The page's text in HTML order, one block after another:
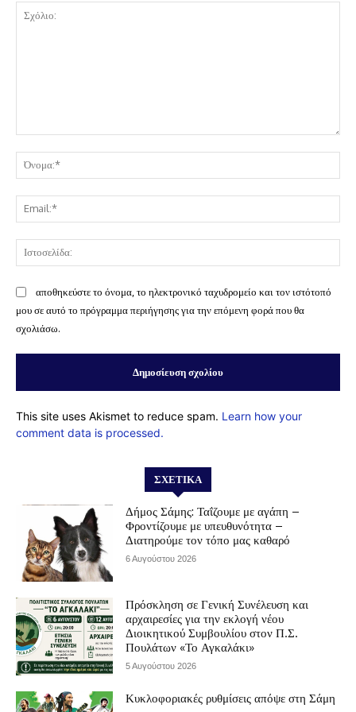
αποθηκεύστε το όνομα, το ηλεκτρονικό ταχυδρομείο και τον ιστότοπό
μου σε αυτό το πρόγραμμα περιήγησης για την επόμενη φορά που θα
σχολιάσω.
This site uses Akismet to reduce spam. Learn how your
comment data is processed.
ΣΧΕΤΙΚΆ
Δήμος Σάμης: Ταΐζουμε με αγάπη –
Φροντίζουμε με υπευθυνότητα –
Διατηρούμε τον τόπο μας καθαρό
6 Αυγούστου 2026
Πρόσκληση σε Γενική Συνέλευση και
αρχαιρεσίες για την εκλογή νέου
Διοικητικού Συμβουλίου στον Π.Σ.
Πουλάτων «Το Αγκαλάκι»
5 Αυγούστου 2026
Κυκλοφοριακές ρυθμίσεις απόψε στη Σάμη